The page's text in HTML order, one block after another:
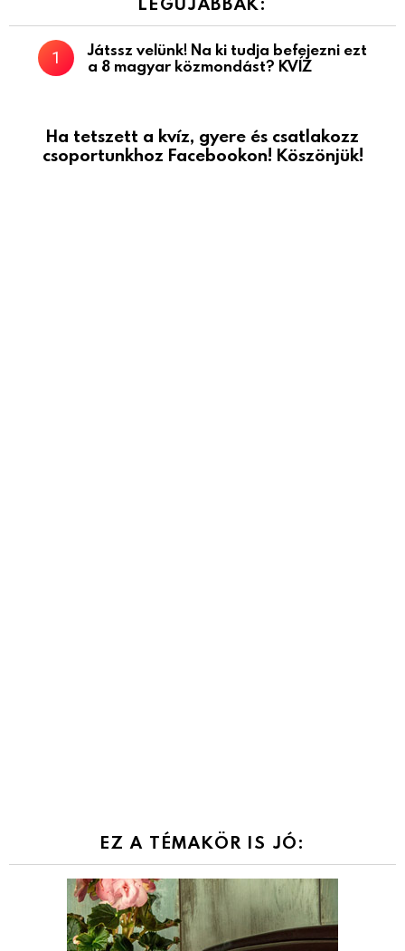
Játssz velünk! Na ki tudja befejezni ezt
a 8 magyar közmondást? KVÍZ
Ha tetszett a kvíz, gyere és csatlakozz
csoportunkhoz Facebookon! Köszönjük!
EZ A TÉMAKÖR IS JÓ: